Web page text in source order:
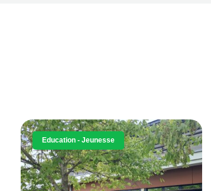
Education - Jeunesse